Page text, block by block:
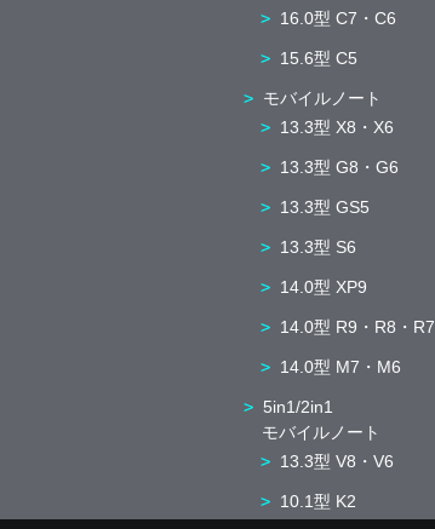
16.0型 C7・C6
15.6型 C5
モバイルノート
13.3型 X8・X6
13.3型 G8・G6
13.3型 GS5
13.3型 S6
14.0型 XP9
14.0型 R9・R8・R7
14.0型 M7・M6
5in1/2in1
モバイルノート
13.3型 V8・V6
10.1型 K2